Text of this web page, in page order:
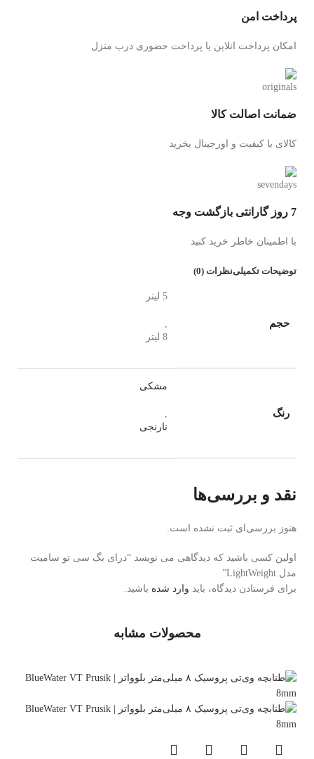
پرداخت امن
امکان پرداخت انلاین یا پرداخت حضوری درب منزل
ضمانت اصالت کالا
کالای با کیفیت و اورجینال بخرید
7 روز گارانتی بازگشت وجه
با اطمینان خاطر خرید کنید
توضیحات تکمیلینظرات (0)
حجم
5 لیتر
,
8 لیتر
رنگ
مشکی
,
نارنجی
نقد و بررسی‌ها
هنوز بررسی‌ای ثبت نشده است.
اولین کسی باشید که دیدگاهی می نویسد “درای بگ سی تو سامیت
مدل LightWeight”
برای فرستادن دیدگاه، باید وارد شده باشید.
محصولات مشابه